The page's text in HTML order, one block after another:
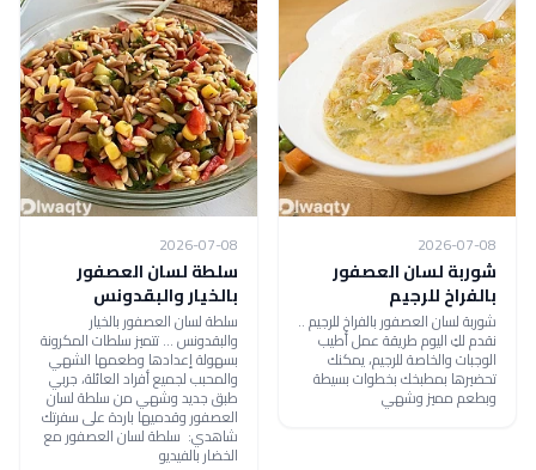
2026-07-08
شوربة لسان العصفور
بالفراخ للرجيم
شوربة لسان العصفور بالفراخ للرجيم ..
نقدم لكِ اليوم طريقة عمل أطيب
الوجبات والخاصة للرجيم، يمكنك
تحضيرها بمطبخك بخطوات بسيطة
وبطعم مميز وشهي
2026-07-08
سلطة لسان العصفور
بالخيار والبقدونس
سلطة لسان العصفور بالخيار
والبقدونس ... تتميز سلطات المكرونة
بسهولة إعدادها وطعمها الشهي
والمحبب لجميع أفراد العائلة، جربي
طبق جديد وشهي من سلطة لسان
العصفور وقدميها باردة على سفرتك
شاهدي: سلطة لسان العصفور مع
الخضار بالفيديو